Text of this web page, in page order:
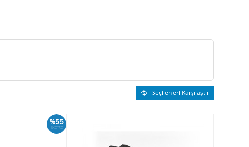
Seçilenleri Karşılaştır
%55
İskonto